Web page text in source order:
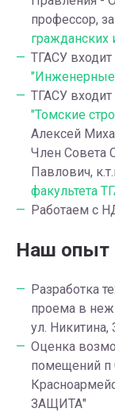
профессор,
ТГАСУ
"Инженерные
ТГАСУ
"Томские
Алексей
Член Совета
Павлович,
факультета
Работаем с
Наш опыт
Разработка
проема в
ул. Никитина,
Оценка
помещений п
ЗАЩИТА"